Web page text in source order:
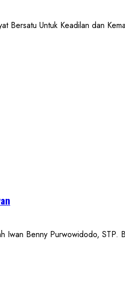
Bersatu Untuk Keadilan dan
Iwan Benny Purwowidodo,